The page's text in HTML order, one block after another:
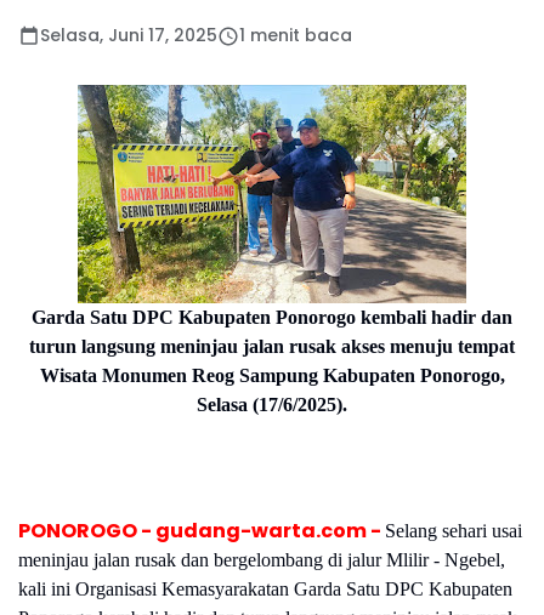
Selasa, Juni 17, 2025 1 menit baca
Garda Satu DPC Kabupaten Ponorogo kembali hadir dan
turun langsung meninjau jalan rusak akses menuju tempat
Wisata Monumen Reog Sampung Kabupaten Ponorogo,
Selasa (17/6/2025).
PONOROGO - gudang-warta.com - Selang sehari usai
meninjau jalan rusak dan bergelombang di jalur Mlilir - Ngebel,
kali ini Organisasi Kemasyarakatan Garda Satu DPC Kabupaten